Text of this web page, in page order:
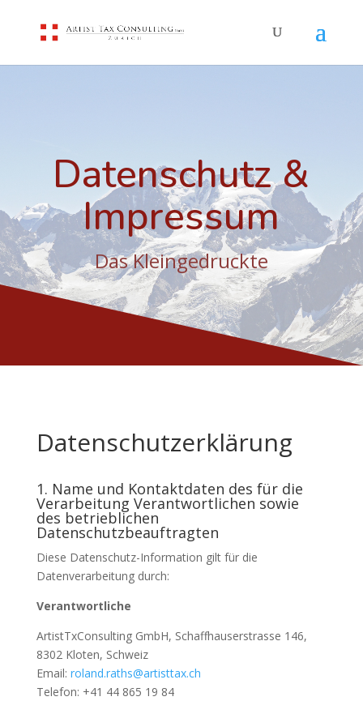
Datenschutz &
Impressum
Das Kleingedruckte
Datenschutzerklärung
1. Name und Kontaktdaten des für die
Verarbeitung Verantwortlichen sowie
des betrieblichen
Datenschutzbeauftragten
Diese Datenschutz-Information gilt für die
Datenverarbeitung durch:
Verantwortliche
ArtistTxConsulting GmbH, Schaffhauser­strasse 146,
8302 Kloten, Schweiz
Email: roland.raths@artisttax.ch
Telefon: +41 44 865 19 84